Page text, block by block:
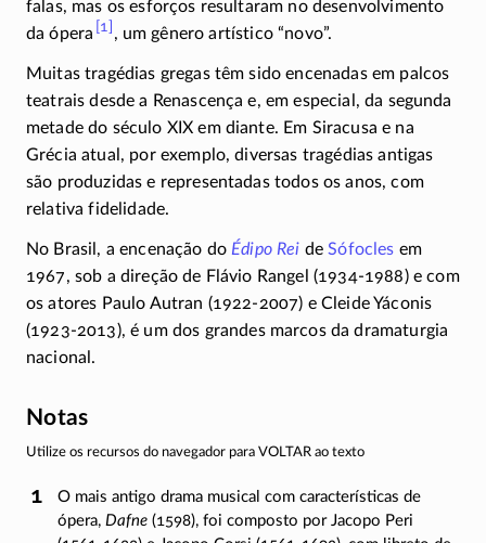
falas, mas os esforços resultaram no desenvolvimento
da ópera [1] , um gênero artístico “novo”.
Muitas tragédias gregas têm sido encenadas em palcos
teatrais desde a Renascença e, em especial, da segunda
metade do século XIX em diante. Em Siracusa e na
Grécia atual, por exemplo, diversas tragédias antigas
são produzidas e representadas todos os anos, com
relativa fidelidade.
No Brasil, a encenação do Édipo Rei deSófocles em
1967, sob a direção de Flávio Rangel (1934-1988) e com
os atores Paulo Autran (1922-2007) e Cleide Yáconis
(1923-2013), é um dos grandes marcos da dramaturgia
nacional.
Notas
Utilize os recursos do navegador para VOLTAR ao texto
O mais antigo drama musical com características de
ópera, Dafne(1598), foi composto por Jacopo Peri